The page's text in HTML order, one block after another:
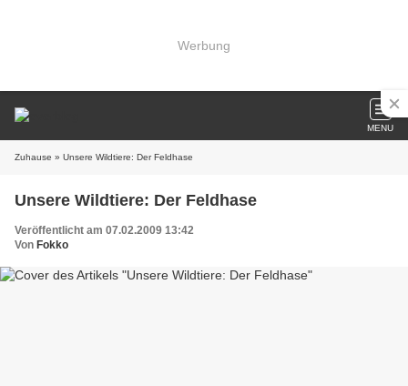
Werbung
MENU
Zuhause » Unsere Wildtiere: Der Feldhase
Unsere Wildtiere: Der Feldhase
Veröffentlicht am 07.02.2009 13:42
Von Fokko